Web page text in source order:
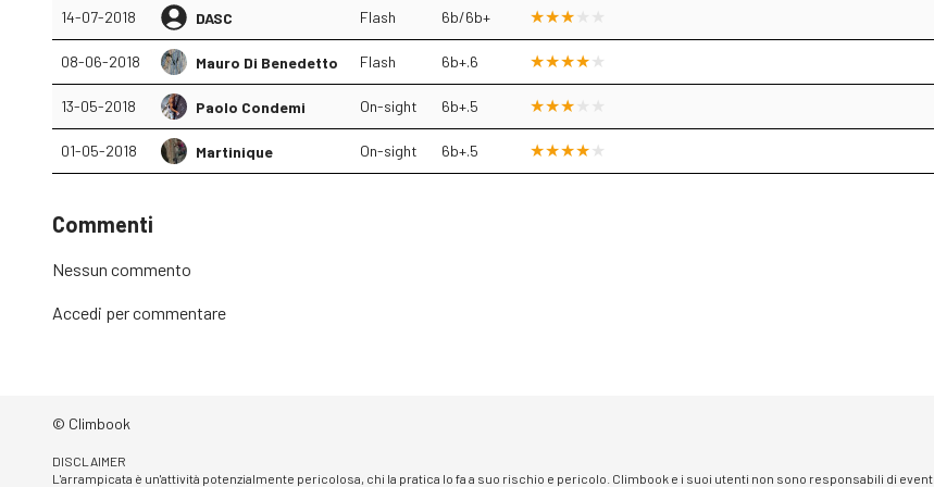
14-07-2018 DASC Flash 6b/6b+
08-06-2018 Mauro Di Benedetto Flash 6b+.6
13-05-2018 Paolo Condemi On-sight 6b+.5
01-05-2018 Martinique On-sight 6b+.5
Commenti
Nessun commento
Accedi per commentare
© Climbook
DISCLAIMER
L'arrampicata è un'attività potenzialmente pericolosa, chi la pratica lo fa a suo rischio e pericolo. Climbook e i suoi utenti non sono responsabili di